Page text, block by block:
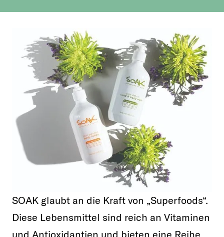
SOAK glaubt an die Kraft von „Superfoods“.
Diese Lebensmittel sind reich an Vitaminen
und Antioxidantien und bieten eine Reihe